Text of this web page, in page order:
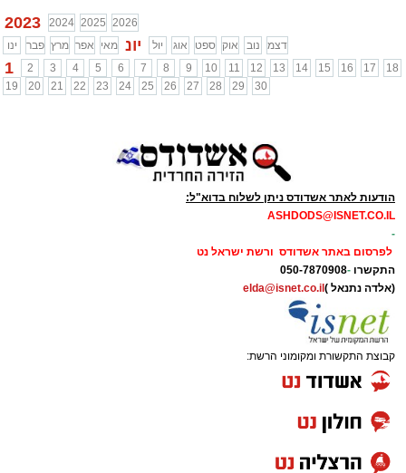
2023 2024 2025 2026
ינו
פבר מרץ אפר מאי יונ יול אוג ספט אוק נוב דצמ
1 2 3 4 5 6 7 8 9 10 11 12 13 14 15 16 17
18
19
20 21 22 23 24 25 26 27 28 29 30
הודעות לאתר אשדודס ניתן לשלוח בדוא"ל:
ASHDODS@ISNET.CO.IL
-
לפרסום באתר אשדודס ורשת ישראל נט
התקשרו -
050-7870908
(אלדה נתנאל ) elda@isnet.co.il
קבוצת התקשורת ומקומוני הרשת: